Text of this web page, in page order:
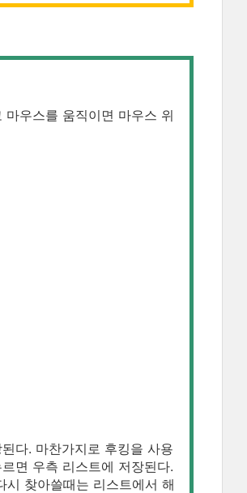
우스를 움직이면 마우스 위
다. 마찬가지로 후킹을 사용
면 우측 리스트에 저장된다.
찾아쓸때는 리스트에서 해